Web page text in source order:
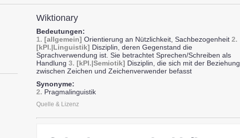
Wiktionary
Bedeutungen:
1. [allgemein] Orientierung an Nützlichkeit, Sachbezogenheit 2.
[kPl.|Linguistik] Disziplin, deren Gegenstand die
Sprachverwendung ist. Sie betrachtet Sprechen/Schreiben als
Handlung 3. [kPl.|Semiotik] Disziplin, die sich mit der Beziehung
zwischen Zeichen und Zeichenverwender befasst
Synonyme:
2. Pragmalinguistik
Quelle & Lizenz